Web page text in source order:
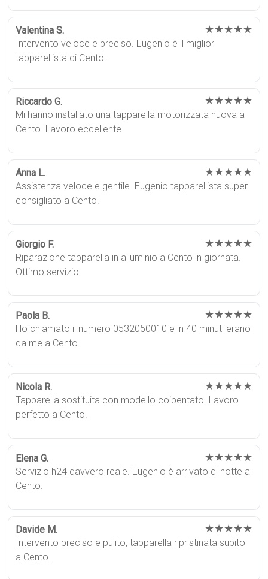
Valentina S. ★★★★★
Intervento veloce e preciso. Eugenio è il miglior
tapparellista di Cento.
Riccardo G. ★★★★★
Mi hanno installato una tapparella motorizzata nuova a
Cento. Lavoro eccellente.
Anna L. ★★★★★
Assistenza veloce e gentile. Eugenio tapparellista super
consigliato a Cento.
Giorgio F. ★★★★★
Riparazione tapparella in alluminio a Cento in giornata.
Ottimo servizio.
Paola B. ★★★★★
Ho chiamato il numero 0532050010 e in 40 minuti erano
da me a Cento.
Nicola R. ★★★★★
Tapparella sostituita con modello coibentato. Lavoro
perfetto a Cento.
Elena G. ★★★★★
Servizio h24 davvero reale. Eugenio è arrivato di notte a
Cento.
Davide M. ★★★★★
Intervento preciso e pulito, tapparella ripristinata subito
a Cento.